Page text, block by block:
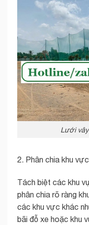
Lưới
2. Phân chia khu
Tách biệt các khu
phân chia rõ ràng
các khu vực khác
bãi đỗ xe hoặc khu